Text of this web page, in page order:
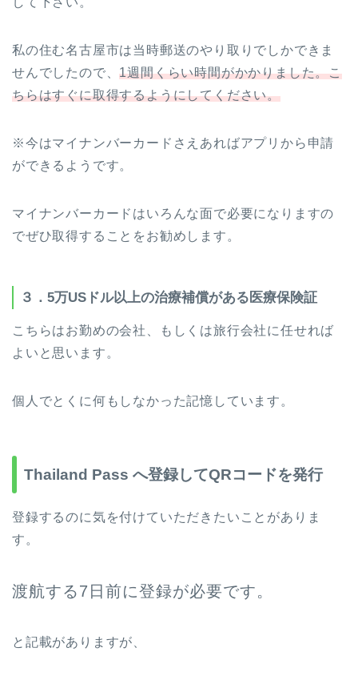
私の住む名古屋市は当時郵送のやり取りでしかできま
せんでしたので、1週間くらい時間がかかりました。こ
ちらはすぐに取得するようにしてください。
※今はマイナンバーカードさえあればアプリから申請
ができるようです。
マイナンバーカードはいろんな面で必要になりますの
でぜひ取得することをお勧めします。
３．5万USドル以上の治療補償がある医療保険証
こちらはお勤めの会社、もしくは旅行会社に任せれば
よいと思います。
個人でとくに何もしなかった記憶しています。
Thailand Pass へ登録してQRコードを発行
登録するのに気を付けていただきたいことがありま
す。
渡航する7日前に登録が必要です。
と記載がありますが、